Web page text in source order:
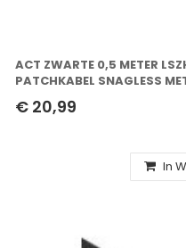
ACT ZWARTE 0,5 METER
PATCHKABEL SNAGLESS
€ 20,99
In